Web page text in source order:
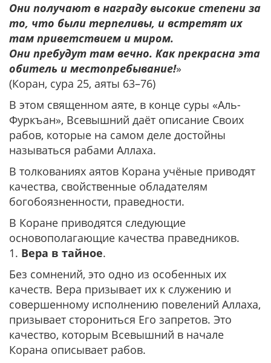
Они получают в награду высокие степени за
то, что были терпеливы, и встретят их
там приветствием и миром.
Они пребудут там вечно. Как прекрасна эта
обитель и местопребывание!»
(Коран, сура 25, аяты 63–76)
В этом священном аяте, в конце суры «Аль-
Фуркъан», Всевышний даёт описание Своих
рабов, которые на самом деле достойны
называться рабами Аллаха.
В толкованиях аятов Корана учёные приводят
качества, свойственные обладателям
богобоязненности, праведности.
В Коране приводятся следующие
основополагающие качества праведников.
1. Вера в тайное.
Без сомнений, это одно из особенных их
качеств. Вера призывает их к служению и
совершенному исполнению повелений Аллаха,
призывает сторониться Его запретов. Это
качество, которым Всевышний в начале
Корана описывает рабов.